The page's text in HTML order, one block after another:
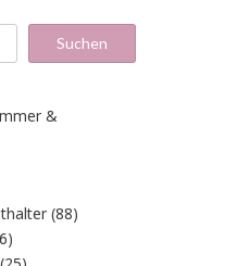
Suchen
&
8888
46
Produkte